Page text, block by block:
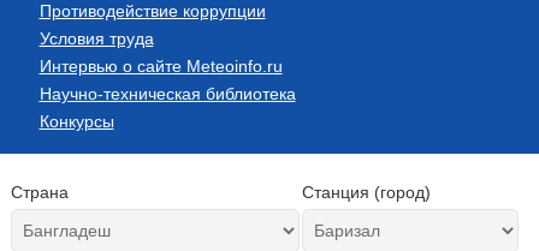
Противодействие коррупции
Условия труда
Интервью о сайте Meteoinfo.ru
Научно-техническая библиотека
Конкурсы
Страна Станция (город)